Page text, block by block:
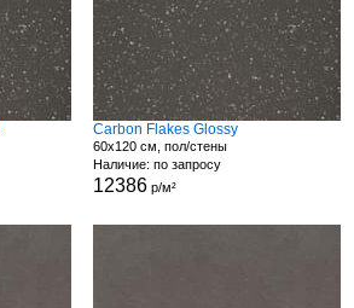
Carbon Flakes Glossy
60x120 см, пол/стены
Наличие: по запросу
12386 р/м²